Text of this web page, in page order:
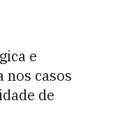
e
nos casos
de